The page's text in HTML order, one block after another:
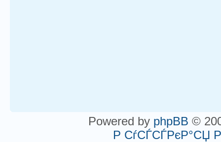
Powered by phpBB ©
Р СѓСЃСЃРєР°СЏ